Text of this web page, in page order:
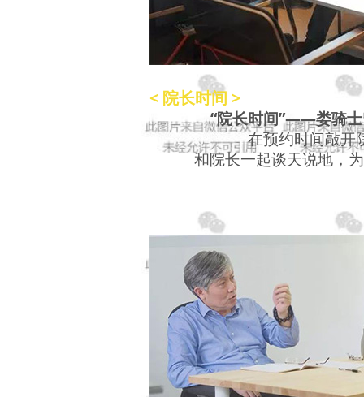
< 院长时间 >
“院长时间”——娄骑
在预约时间敲开
和院长一起谈天说地，